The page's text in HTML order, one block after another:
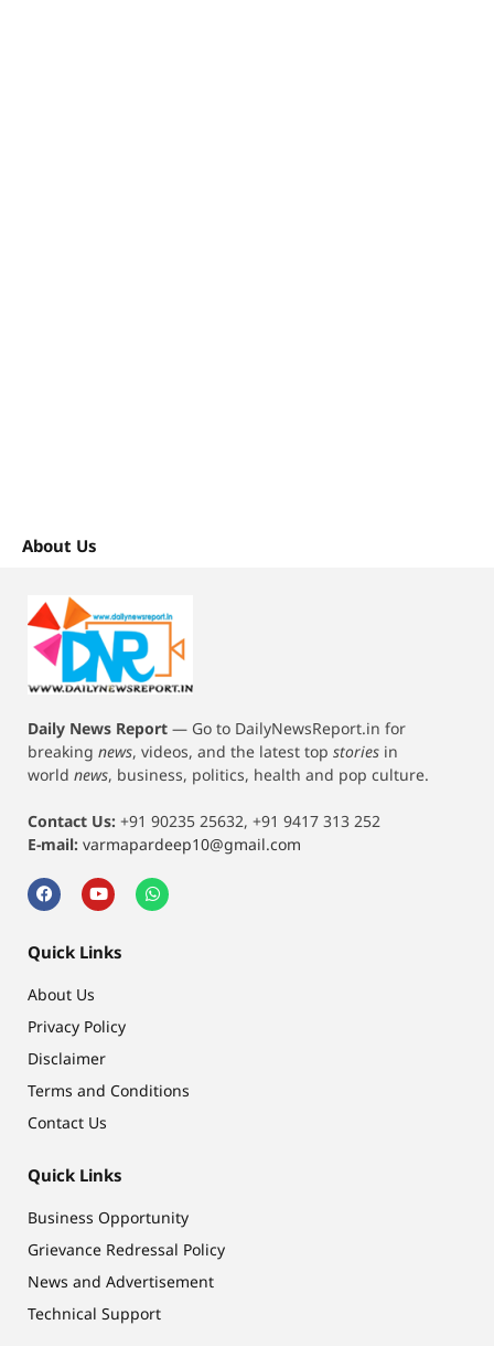
About Us
Daily News Report — Go to DailyNewsReport.in for
breaking news, videos, and the latest top stories in
world news, business, politics, health and pop culture.
Contact Us: +91 90235 25632, +91 9417 313 252
E-mail: varmapardeep10@gmail.com
Quick Links
About Us
Privacy Policy
Disclaimer
Terms and Conditions
Contact Us
Quick Links
Business Opportunity
Grievance Redressal Policy
News and Advertisement
Technical Support